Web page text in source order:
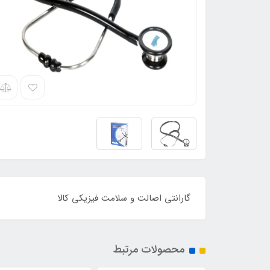
گارانتی اصالت و سلامت فیزیکی کالا
محصولات مرتبط